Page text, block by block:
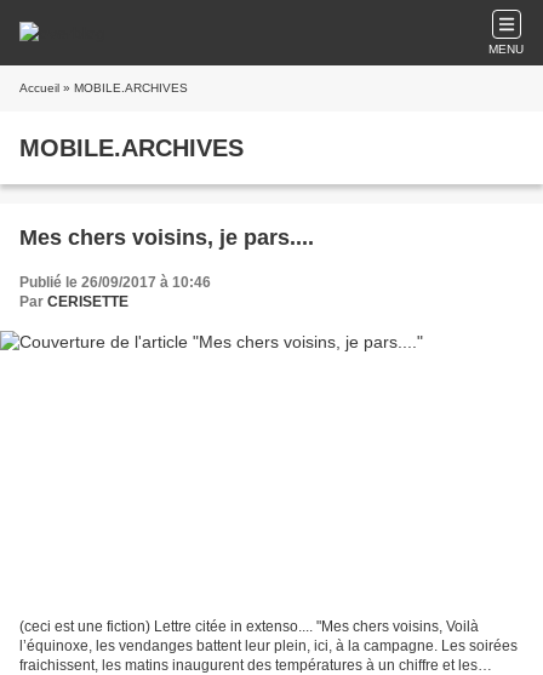
MENU
Accueil » MOBILE.ARCHIVES
MOBILE.ARCHIVES
Mes chers voisins, je pars....
Publié le 26/09/2017 à 10:46
Par CERISETTE
(ceci est une fiction) Lettre citée in extenso.... "Mes chers voisins, Voilà
l’équinoxe, les vendanges battent leur plein, ici, à la campagne. Les soirées
fraichissent, les matins inaugurent des températures à un chiffre et les